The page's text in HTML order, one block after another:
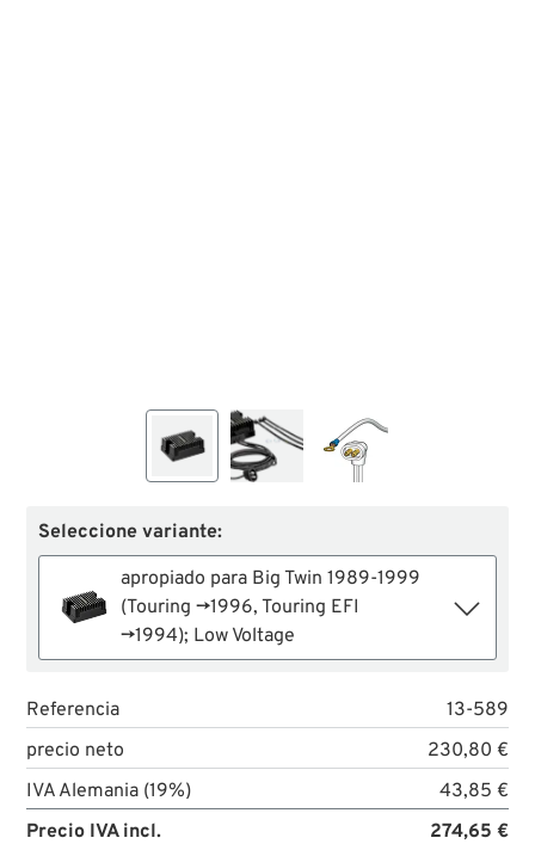
Seleccione variante:
apropiado para Big Twin 1989-1999
(Touring →1996, Touring EFI
→1994); Low Voltage
Referencia
13-589
precio neto
230,80 €
IVA Alemania (19%)
43,85 €
Precio IVA incl.
274,65 €